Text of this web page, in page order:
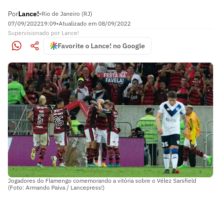
PorLance!•Rio de Janeiro (RJ)
07/09/202219:09•Atualizado em 08/09/2022
Supervisionado por Lance!
Favorite o Lance! no Google
Jogadores do Flamengo comemorando a vitória sobre o Vélez Sarsfield
(Foto: Armando Paiva / Lancepress!)